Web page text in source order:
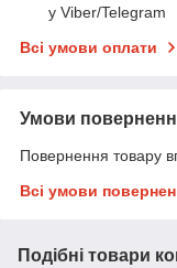
у Viber/Telegram
Всі умови оплати
Умови
Повернення товару
Всі умови
Подібні товари